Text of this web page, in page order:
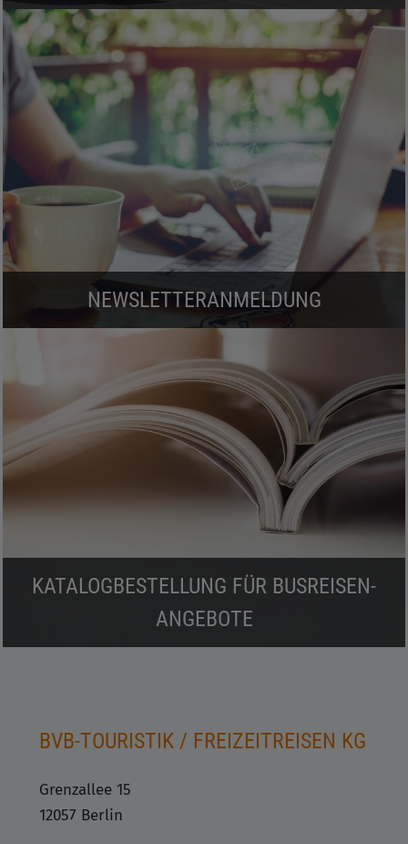
NEWSLETTERANMELDUNG
KATALOGBESTELLUNG FÜR BUSREISEN-
ANGEBOTE
BVB-TOURISTIK / FREIZEITREISEN KG
Grenzallee 15
12057 Berlin